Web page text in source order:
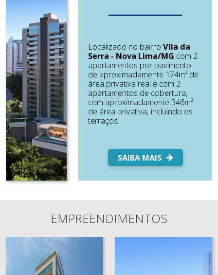
Localizado no bairroVila da
Serra - Nova Lima/MG com 2
apartamentos por pavimento
de aproximadamente 174m² de
área privativa real e com 2
apartamentos de cobertura,
com aproximadamente 346m²
de área privativa, incluindo os
terraços.
SAIBA MAIS
EMPREENDIMENTOS